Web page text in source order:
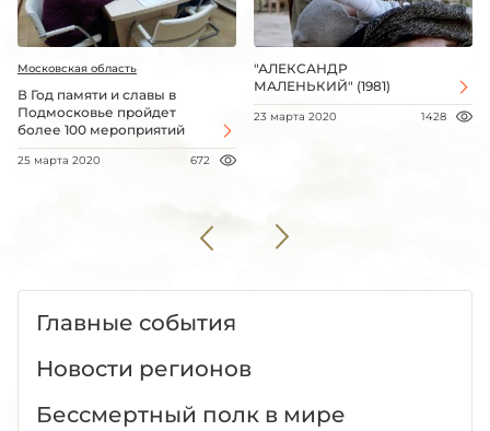
Московская область
В Год памяти и славы в
Подмосковье пройдет
более 100 мероприятий
25 марта 2020 672
"АЛЕКСАНДР
МАЛЕНЬКИЙ" (1981)
23 марта 2020 1428
Главные события
Новости регионов
Бессмертный полк в мире